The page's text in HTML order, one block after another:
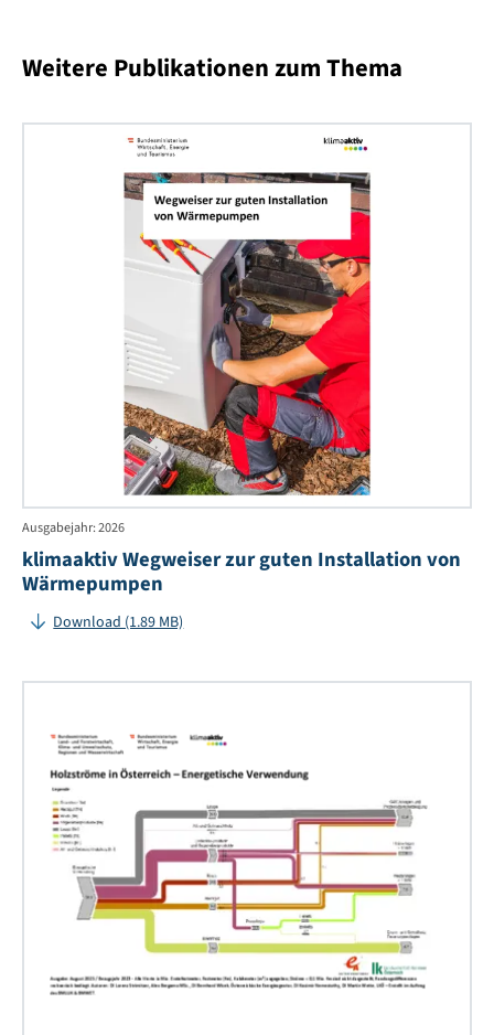
Weitere Publikationen zum Thema
Ausgabejahr: 2026
klimaaktiv Wegweiser zur guten Installation von
Wärmepumpen
Download (1.89 MB)